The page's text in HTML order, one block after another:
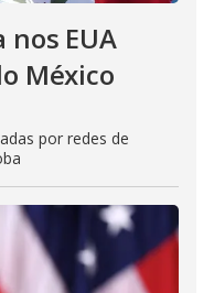
EUA
México
por redes de